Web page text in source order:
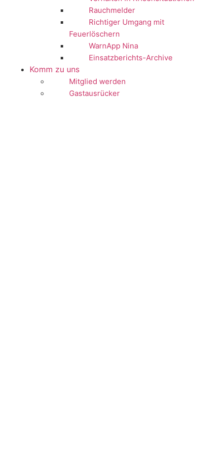
Rauchmelder
Richtiger Umgang mit
Feuerlöschern
WarnApp Nina
Einsatzberichts-Archive
Komm zu uns
Mitglied werden
Gastausrücker